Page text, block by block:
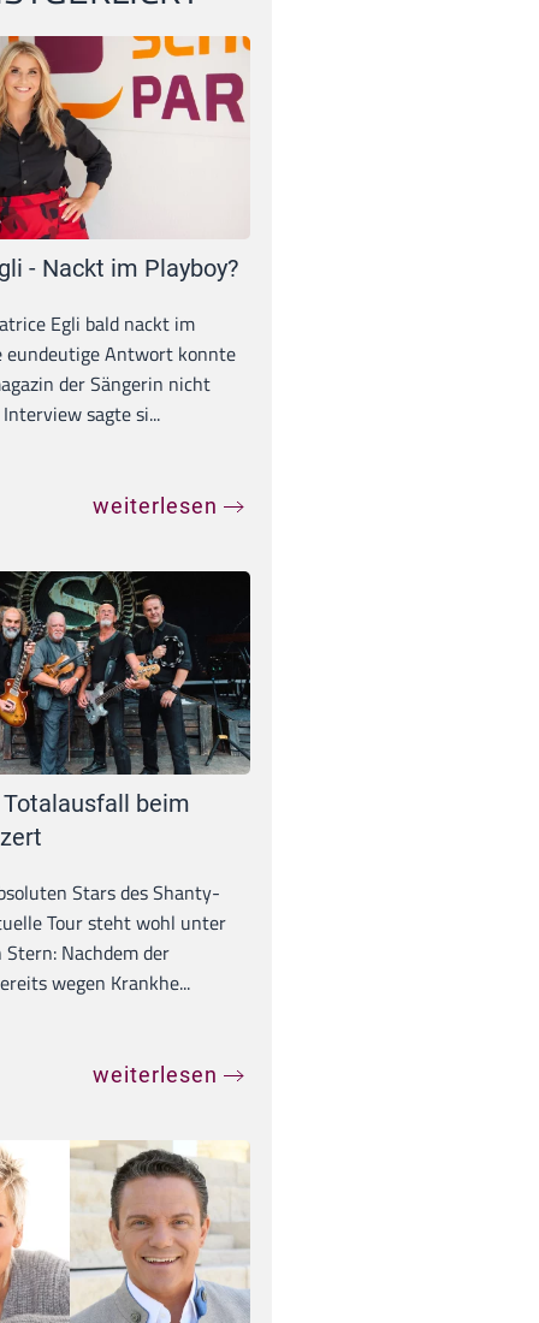
- Nackt im Playboy?
Egli bald nackt im
eundeutige Antwort konnte
der Sängerin nicht
sagte si...
weiterlesen
beim
Stars des Shanty-
Tour steht wohl unter
Nachdem der
wegen Krankhe...
weiterlesen